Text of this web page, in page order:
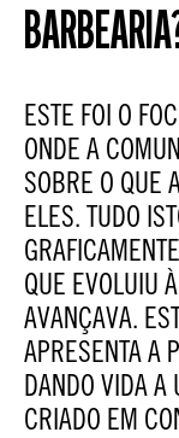
ESTE FOI O
ONDE A
SOBRE O QUE
ELES. TUDO
QUE EVOLUIU
AVANÇAVA.
APRESENTA A
DANDO VIDA A
CRIADO EM